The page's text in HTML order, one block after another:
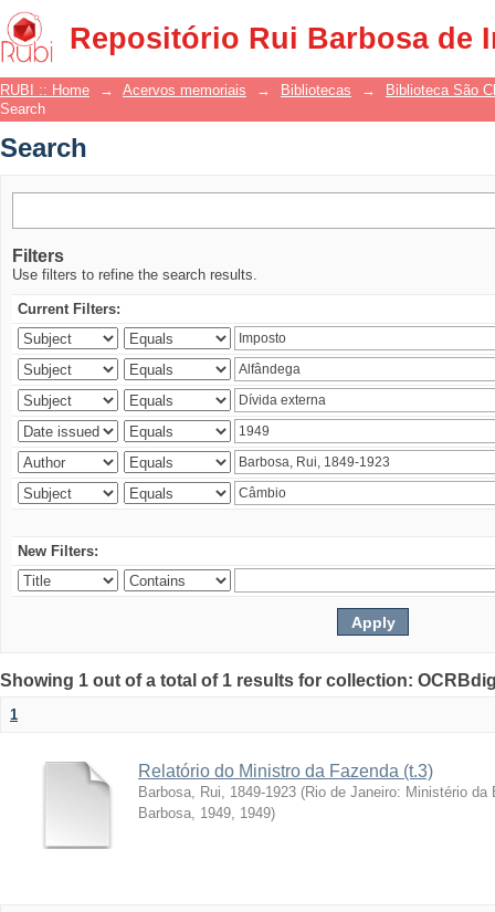
Repositório Rui Barbosa de
Search
RUBI :: Home → Acervos memoriais → Bibliotecas →
Biblioteca São
Search
Search
Filters
Use filters to refine the search results.
Current Filters:
New Filters:
Showing 1 out of a total of 1 results for collection:
1
Relatório do Ministro da Fazenda (t.3)
Barbosa, Rui, 1849-1923 (Rio de Janeiro: Ministério
Barbosa, 1949, 1949)